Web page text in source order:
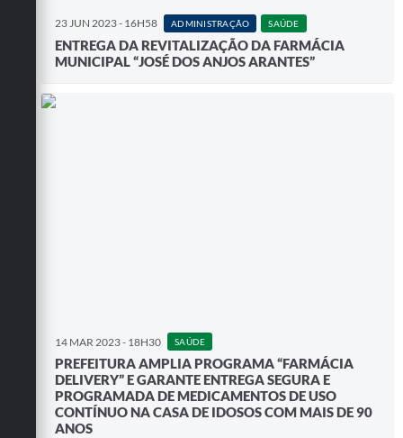
23 JUN 2023 - 16H58 ADMINISTRAÇÃO SAÚDE
ENTREGA DA REVITALIZAÇÃO DA FARMÁCIA
MUNICIPAL “JOSÉ DOS ANJOS ARANTES”
14 MAR 2023 - 18H30 SAÚDE
PREFEITURA AMPLIA PROGRAMA “FARMÁCIA
DELIVERY” E GARANTE ENTREGA SEGURA E
PROGRAMADA DE MEDICAMENTOS DE USO
CONTÍNUO NA CASA DE IDOSOS COM MAIS DE 90
ANOS